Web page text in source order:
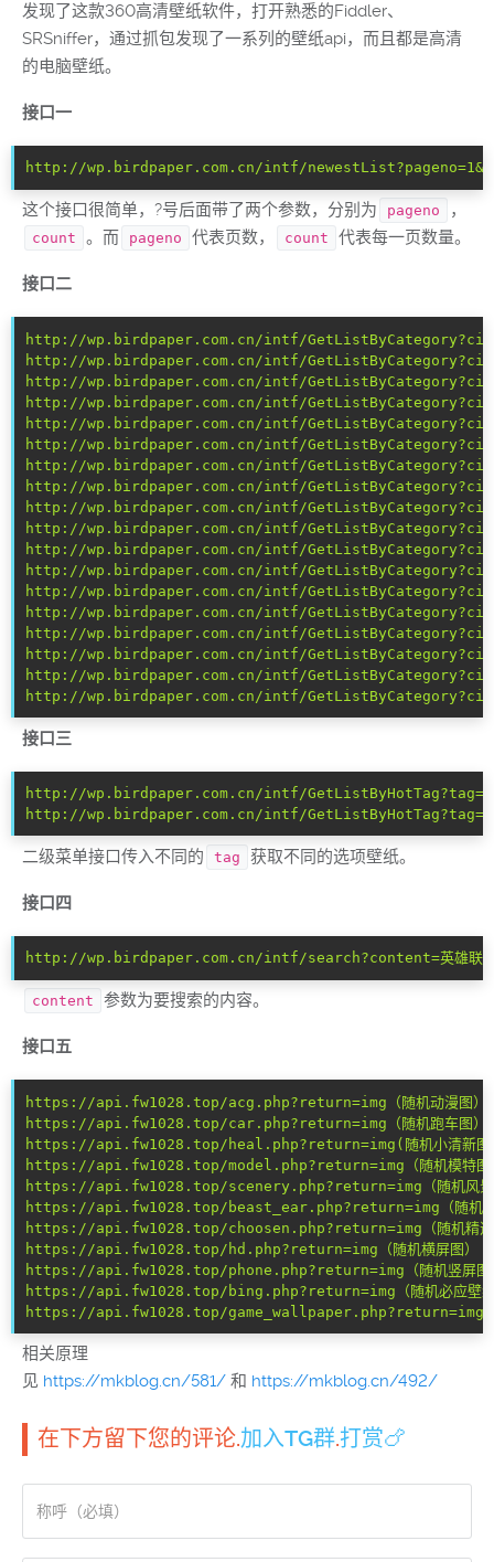
发现了这款360高清壁纸软件，打开熟悉的Fiddler、
SRSniffer，通过抓包发现了一系列的壁纸api，而且都是高清
的电脑壁纸。
接口一
http://wp.birdpaper.com.cn/intf/
这个接口很简单，?号后面带了两个参数，分别为 pageno ，
count 。而 pageno 代表页数， count 代表每一页数量。
接口二
http://wp.birdpaper.com.cn/intf/
http://wp.birdpaper.com.cn/intf/
http://wp.birdpaper.com.cn/intf/
http://wp.birdpaper.com.cn/intf/
http://wp.birdpaper.com.cn/intf/
http://wp.birdpaper.com.cn/intf/
http://wp.birdpaper.com.cn/intf/
http://wp.birdpaper.com.cn/intf/
http://wp.birdpaper.com.cn/intf/
http://wp.birdpaper.com.cn/intf/
http://wp.birdpaper.com.cn/intf/
http://wp.birdpaper.com.cn/intf/
http://wp.birdpaper.com.cn/intf/
http://wp.birdpaper.com.cn/intf/
http://wp.birdpaper.com.cn/intf/
http://wp.birdpaper.com.cn/intf/
http://wp.birdpaper.com.cn/intf/
http://wp.birdpaper.com.cn/intf/
接口三
http://wp.birdpaper.com.cn/intf/GetListByHotTag?tag=秦
http://wp.birdpaper.com.cn/intf/GetListByHotTag?tag=国
二级菜单接口传入不同的 tag 获取不同的选项壁纸。
接口四
http://wp.birdpaper.com.cn/intf/search?content=英雄联盟
content 参数为要搜索的内容。
接口五
https://api.fw1028.top/acg.php?return=img（随机动漫图）
https://api.fw1028.top/car.php?return=img（随机跑车图）
https://api.fw1028.top/heal.php?return=img(随机小清新
https://api.fw1028.top/model.php?return=img（随机模特图
https://api.fw1028.top/scenery.php?return=img（随机风景
https://api.fw1028.top/beast_ear.php?return=img（随机兽
https://api.fw1028.top/choosen.php?return=img（随机精选
https://api.fw1028.top/hd.php?return=img（随机横屏图）
https://api.fw1028.top/phone.php?return=img（随机竖屏图
https://api.fw1028.top/bing.php?return=img（随机必应壁
https://api.fw1028.top/game_wallpaper.php?return=img（
相关原理
见 https://mkblog.cn/581/ 和 https://mkblog.cn/492/
在下方留下您的评论.加入TG群.打赏🍗